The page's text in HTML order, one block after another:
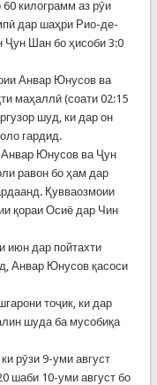
60 килограмм аз рӯи
дар шаҳри Рио-де-
Ҷун Шан бо ҳисоби 3:0
Анвар Юнусов ва
маҳаллӣ (соати 02:15
шуд, ки дар он
гардид.
Юнусов ва Ҷун
равон бо ҳам дар
Қувваозмоии
қораи Осиё дар Чин
июн дар пойтахти
Анвар Юнусов қасоси
тоҷик, ки дар
шуда ба мусобиқа
рӯзи 9-уми август
шаби 10-уми август бо